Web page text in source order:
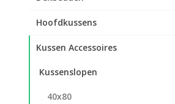
Hoofdkussens
Kussen Accessoires
Kussenslopen
40x80